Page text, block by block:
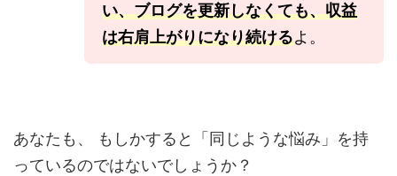
い、ブログを更新しなくても、収益
は右肩上がりになり続けるよ。
あなたも、 もしかすると「同じような悩み」を持
っているのではないでしょうか？